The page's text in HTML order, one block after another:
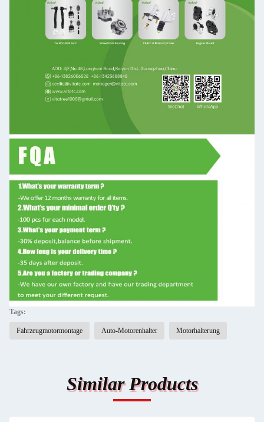
Tags:
Fahrzeugmotormontage Auto-Motorenhalter Motorhalterung
Similar Products